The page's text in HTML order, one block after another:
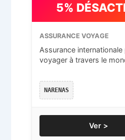
5%
ASSURANCE VOYAGE
Assurance internationale
voyager à travers le
NARENAS
Ver >